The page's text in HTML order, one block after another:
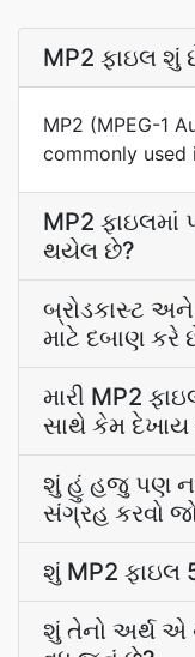
MP2 ફાઇલ શું
MP2 (MPEG-1
commonly
MP2
થયેલ છે?
બ્રોડકાસ્ટ
માટે દબાણ કરે
મારી MP2
સાથે કેમ દેખાય
શું હું હજુ પણ
સંગ્રહ કરવો
શું MP2 ફાઇલ
શું તેનો અર્થ એ